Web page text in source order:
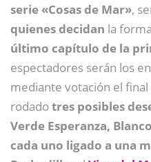
serie «Cosas de Mar»,
quienes decidan la
último capítulo de la
espectadores serán los
mediante votación el final
rodadotres posibles
Verde Esperanza,
cada uno ligado a una